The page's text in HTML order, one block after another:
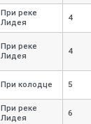
При реке
Лидея
4
При реке
Лидея
4
При колодце 5
При реке
Лидея
6